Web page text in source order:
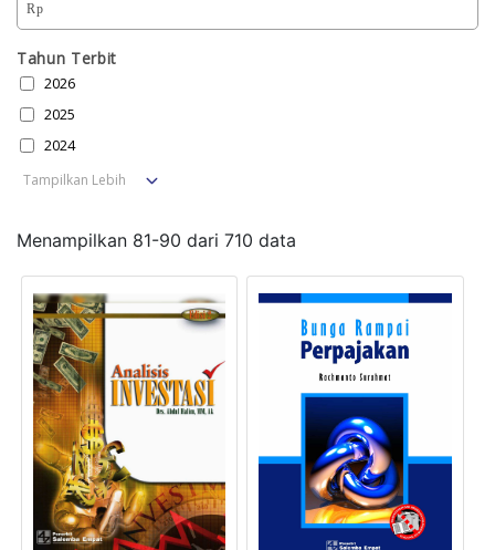
Rp
Tahun Terbit
2026
2025
2024
Tampilkan Lebih
Menampilkan 81-90 dari 710 data